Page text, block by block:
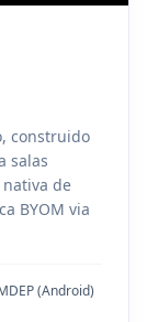
construido
salas
de
BYOM via
(Android)